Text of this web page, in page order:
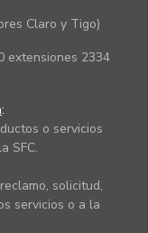
Claro y Tigo)
extensiones 2334
:
o servicios
SFC.
solicitud,
servicios o a la